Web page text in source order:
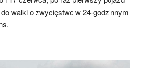
walki o zwycięstwo w 24-godzinnym